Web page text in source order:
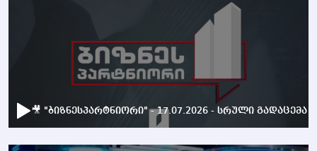
🎥 "ბიზნესპარტნიორი" - 17.07.2026 - სრული გადაცემა